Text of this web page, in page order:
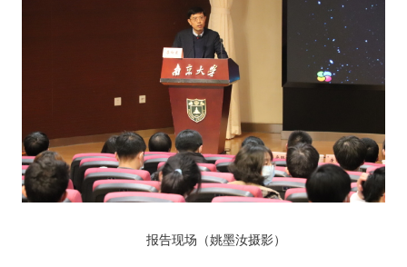
报告现场（姚墨汝摄影）